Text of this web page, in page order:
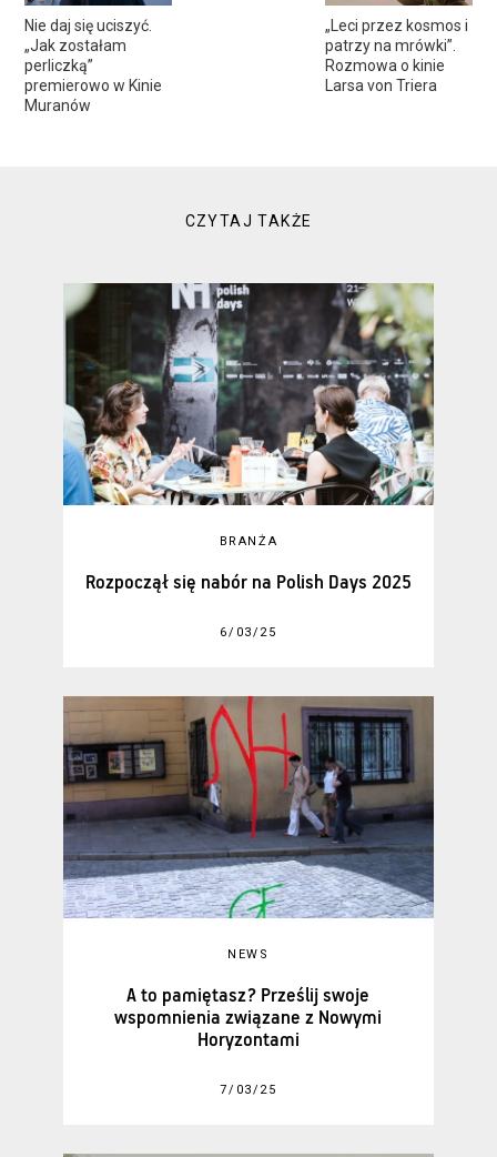
Nie daj się uciszyć.
„Jak zostałam
perliczką”
premierowo w Kinie
Muranów
„Leci przez kosmos i
patrzy na mrówki”.
Rozmowa o kinie
Larsa von Triera
CZYTAJ TAKŻE
BRANŻA
Rozpoczął się nabór na Polish Days 2025
6/03/25
NEWS
A to pamiętasz? Prześlij swoje
wspomnienia związane z Nowymi
Horyzontami
7/03/25